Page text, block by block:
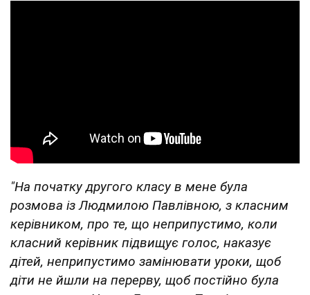
"На початку другого класу в мене була
розмова із Людмилою Павлівною, з класним
керівником, про те, що неприпустимо, коли
класний керівник підвищує голос, наказує
дітей, неприпустимо замінювати уроки, щоб
діти не йшли на перерву, щоб постійно була